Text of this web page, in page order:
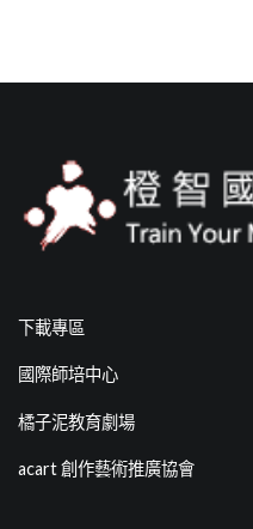
下載專區
國際師培中心
橘子泥教育劇場
acart 創作藝術推廣協會